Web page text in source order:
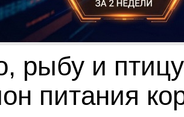
рыбу и
питания